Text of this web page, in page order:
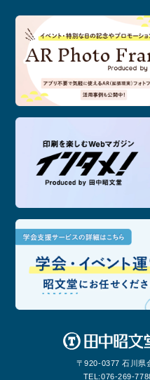
〒920-0377 石川県
TEL:076-269-